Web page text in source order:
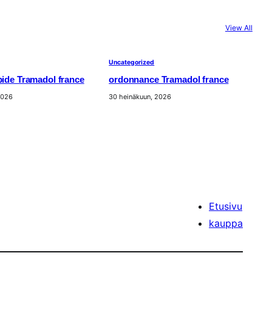
View All
Tramadol france
Uncategorized
ordonnance Tramadol france
30 heinäkuun, 2026
Etusivu
kauppa